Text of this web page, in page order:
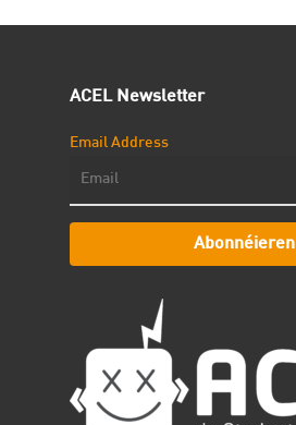
ACEL Newsletter
Email Address
Abonnéieren